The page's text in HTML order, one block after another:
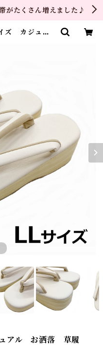
がたくさん増えました♪
ズ カジュア
アル お洒落 草履